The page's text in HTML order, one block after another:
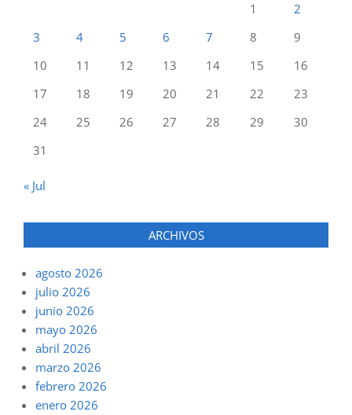
1
2
3
4 5 6 7 8
9
10
11 12 13 14 15
16
17
18 19 20 21 22
23
24
25 26 27 28 29
30
31
« Jul
ARCHIVOS
agosto 2026
julio 2026
junio 2026
mayo 2026
abril 2026
marzo 2026
febrero 2026
enero 2026